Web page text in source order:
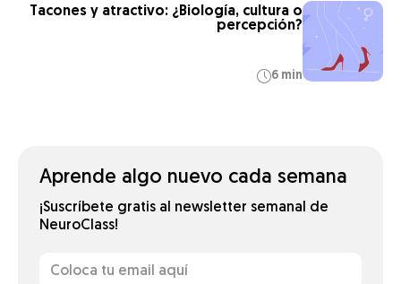
Tacones y atractivo: ¿Biología, cultura o
percepción?
6 min
Aprende algo nuevo cada semana
¡Suscríbete gratis al newsletter semanal de
NeuroClass!